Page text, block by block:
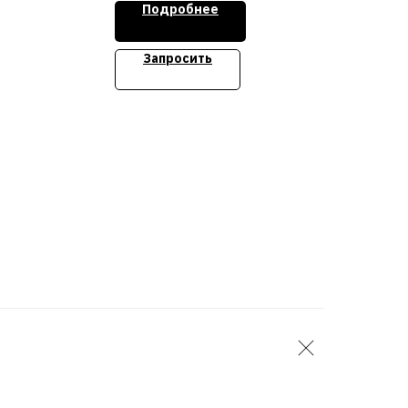
Стоимость уточняйте
Подробнее
Запросить